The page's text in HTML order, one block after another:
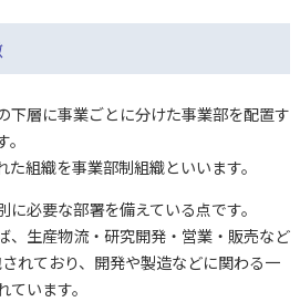
下層に事業ごとに分けた事業部を配置す
組織を事業部制組織といいます。
必要な部署を備えている点です。
、生産物流・研究開発・営業・販売など
れており、開発や製造などに関わる一
います。